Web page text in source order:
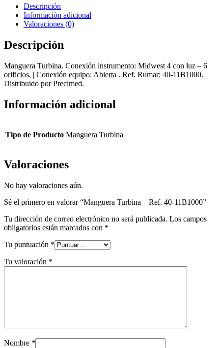
Descripción
Información adicional
Valoraciones (0)
Descripción
Manguera Turbina. Conexión instrumento: Midwest 4 con luz – 6
orificios, | Conexión equipo: Abierta . Ref. Rumar: 40-11B1000.
Distribuido por Precimed.
Información adicional
Tipo de Producto Manguera Turbina
Valoraciones
No hay valoraciones aún.
Sé el primero en valorar “Manguera Turbina – Ref. 40-11B1000”
Tu dirección de correo electrónico no será publicada. Los campos
obligatorios están marcados con *
Tu puntuación *
Tu valoración *
Nombre *